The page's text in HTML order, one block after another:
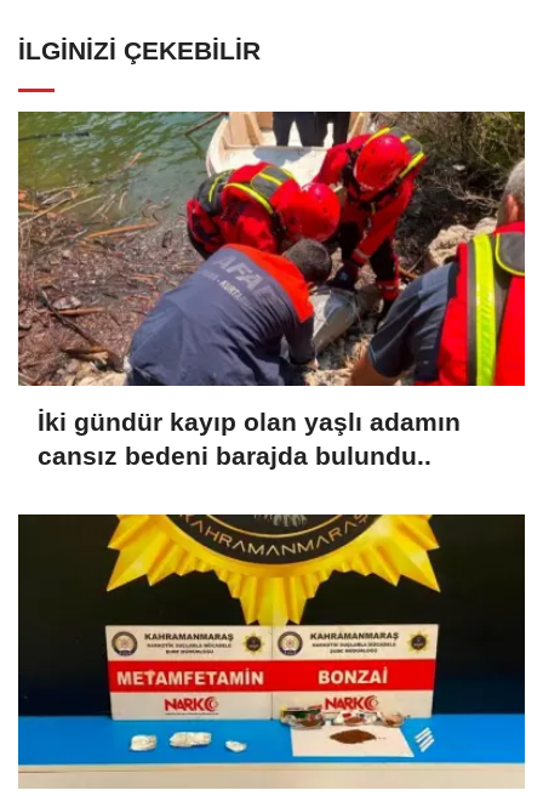
İLGINIZI ÇEKEBILIR
İki gündür kayıp olan yaşlı adamın
cansız bedeni barajda bulundu..